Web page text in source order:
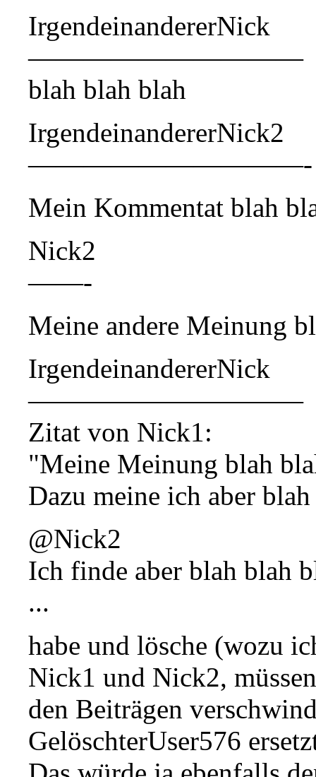
IrgendeinandererNick
——————————
blah blah blah
IrgendeinandererNick2
——————————-
Mein Kommentat blah
Nick2
——-
Meine andere Meinung
IrgendeinandererNick
——————————
Zitat von Nick1:
"Meine Meinung blah
Dazu meine ich aber
@Nick2
Ich finde aber blah blah
...
habe und lösche (wozu
Nick1 und Nick2,
den Beiträgen
GelöschterUser576